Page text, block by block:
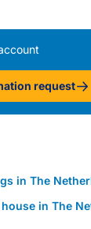
request
in The
in The